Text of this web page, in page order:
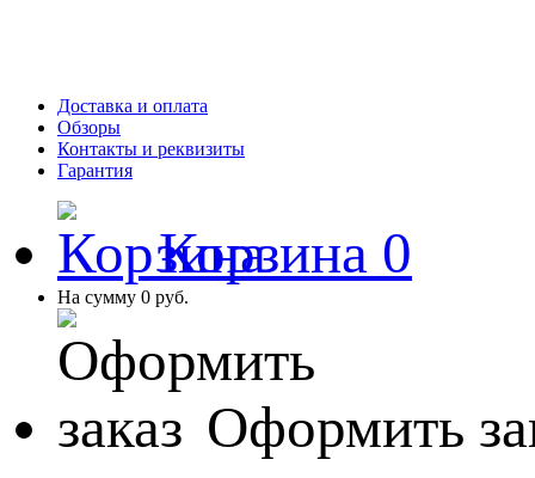
Доставка и оплата
Обзоры
Контакты и реквизиты
Гарантия
Корзина 0
На сумму 0 руб.
Оформить